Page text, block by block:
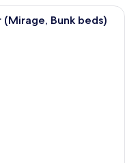
avec vue sur une plage et
Bunk beds)